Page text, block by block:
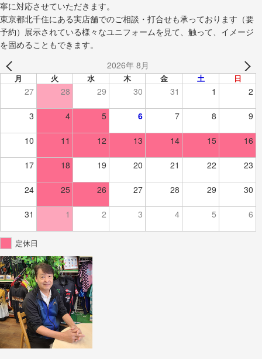
寧に対応させていただきます。
東京都北千住にある実店舗でのご相談・打合せも承っております（要
予約）展示されている様々なユニフォームを見て、触って、イメージ
を固めることもできます。
2026年 8月
月 火 水 木 金 土 日
27 28 29 30 31 1 2
3 4 5 6 7 8 9
10 11 12 13 14 15 16
17 18 19 20 21 22 23
24 25 26 27 28 29 30
31 1 2 3 4 5 6
定休日